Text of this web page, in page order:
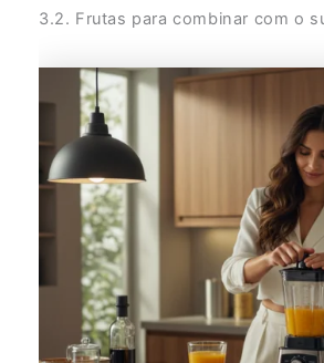
3.2. Frutas para combinar com o